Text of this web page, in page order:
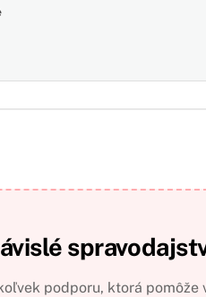
podporu, ktorá pomôže